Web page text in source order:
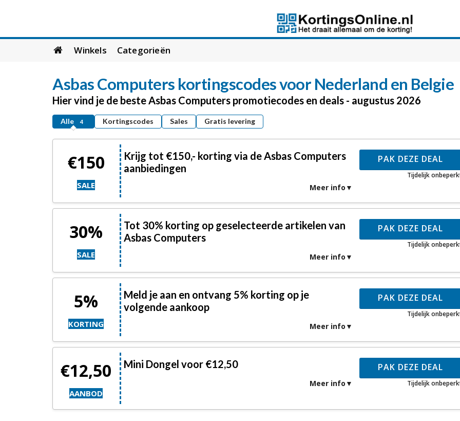
Skip
to
Winkels Categorieën
Asbas Computers kortingscodes voor Nederland en Belgie
Hier vind je de beste Asbas Computers promotiecodes en deals - augustus 2026
Alle 4 Kortingscodes Sales Gratis levering
€150
SALE
Krijg tot €150,- korting via de Asbas Computers
aanbiedingen
Meer info
PAK DEZE DEAL
Tijdelijk
30%
SALE
Tot 30% korting op geselecteerde artikelen van
Asbas Computers
Meer info
PAK DEZE DEAL
Tijdelijk
5%
KORTING
Meld je aan en ontvang 5% korting op je
volgende aankoop
Meer info
PAK DEZE DEAL
Tijdelijk
€12,50
AANBOD
Mini Dongel voor €12,50
Meer info
PAK DEZE DEAL
Tijdelijk